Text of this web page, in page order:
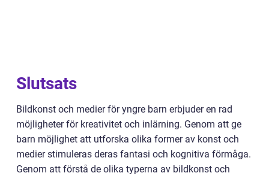
Slutsats
Bildkonst och medier för yngre barn erbjuder en rad
möjligheter för kreativitet och inlärning. Genom att ge
barn möjlighet att utforska olika former av konst och
medier stimuleras deras fantasi och kognitiva förmåga.
Genom att förstå de olika typerna av bildkonst och